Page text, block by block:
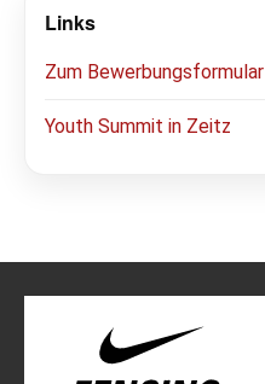
Links
Zum Bewerbungsformular
Youth Summit in Zeitz